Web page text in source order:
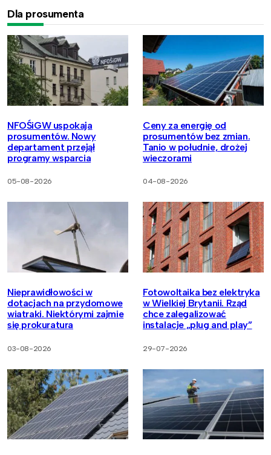
Dla prosumenta
NFOŚiGW uspokaja
prosumentów. Nowy
departament przejął
programy wsparcia
05-08-2026
Ceny za energię od
prosumentów bez zmian.
Tanio w południe, drożej
wieczorami
04-08-2026
Nieprawidłowości w
dotacjach na przydomowe
wiatraki. Niektórymi zajmie
się prokuratura
03-08-2026
Fotowoltaika bez elektryka
w Wielkiej Brytanii. Rząd
chce zalegalizować
instalacje „plug and play”
29-07-2026